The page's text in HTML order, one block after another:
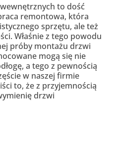
to dość
remontowa, która
sprzętu, ale też
Właśnie z tego powodu
próby montażu drzwi
mogą się nie
a tego z pewnością
w naszej firmie
to, że z przyjemnością
drzwi